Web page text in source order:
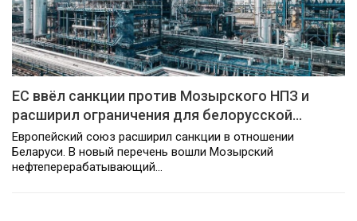
ЕС ввёл санкции против Мозырского НПЗ и
расширил ограничения для белорусской…
Европейский союз расширил санкции в отношении
Беларуси. В новый перечень вошли Мозырский
нефтеперерабатывающий…